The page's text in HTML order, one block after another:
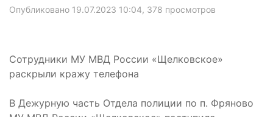
Опубликовано 19.07.2023 10:04, 378 просмотров
Сотрудники МУ МВД России «Щелковское»
раскрыли кражу телефона
В Дежурную часть Отдела полиции по п. Фряново